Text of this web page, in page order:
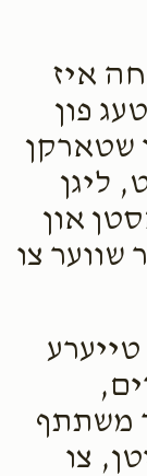
איז
פון
שטארקן
ליגן
און
שווער צו
טייערע
משתתף
צו